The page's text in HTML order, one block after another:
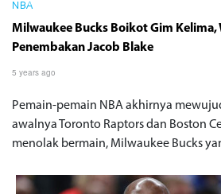
NBA
Milwaukee Bucks Boikot Gim Kelima,
Penembakan Jacob Blake
5 years ago
Pemain-pemain NBA akhirnya
awalnya Toronto Raptors dan Boston
menolak bermain, Milwaukee Bucks